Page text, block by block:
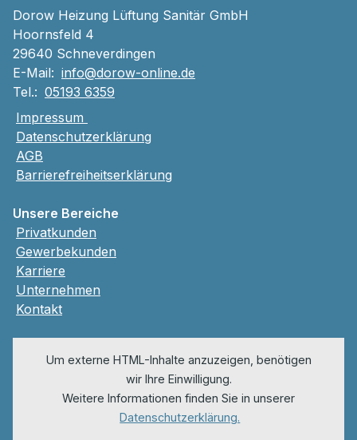
Dorow Heizung Lüftung Sanitär GmbH
Hoornsfeld 4
29640 Schneverdingen
E-Mail: info@dorow-online.de
Tel.: 05193 6359
Impressum
Datenschutzerklärung
AGB
Barrierefreiheitserklärung
Unsere Bereiche
Privatkunden
Gewerbekunden
Karriere
Unternehmen
Kontakt
Um externe HTML-Inhalte anzuzeigen, benötigen
wir Ihre Einwilligung.
Weitere Informationen finden Sie in unserer
Datenschutzerklärung.